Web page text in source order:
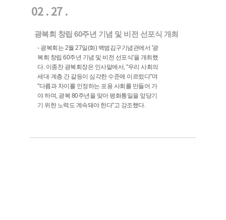
02 . 27 .
광복회 창립 60주년 기념 및 비전 선포식 개최
- 광복회는 2월 27일(화) 백범김구기념관에서 '광
복회 창립 60주년 기념 및 비전 선포식'을 개최했
다. 이종찬 광복회장은 인사말에서, "우리 사회의
세대·계층 간 갈등이 심각한 수준에 이르렀다"며
"다름과 차이를 인정하는 포용 사회를 만들어 가
야 하며, 광복 80주년을 맞아 평화통일을 앞당기
기 위한 노력도 계속돼야 한다"고 강조했다.